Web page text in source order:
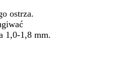
ostrza.
1,0-1,8 mm.